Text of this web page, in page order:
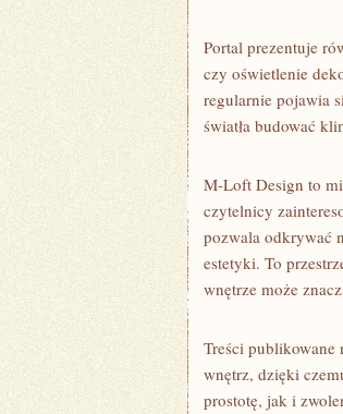
Portal prezentuje
czy oświetlenie
regularnie pojawia
światła budować
M-Loft Design to
czytelnicy
pozwala odkrywać
estetyki. To
wnętrze może
Treści publikowane
wnętrz, dzięki
prostotę, jak i